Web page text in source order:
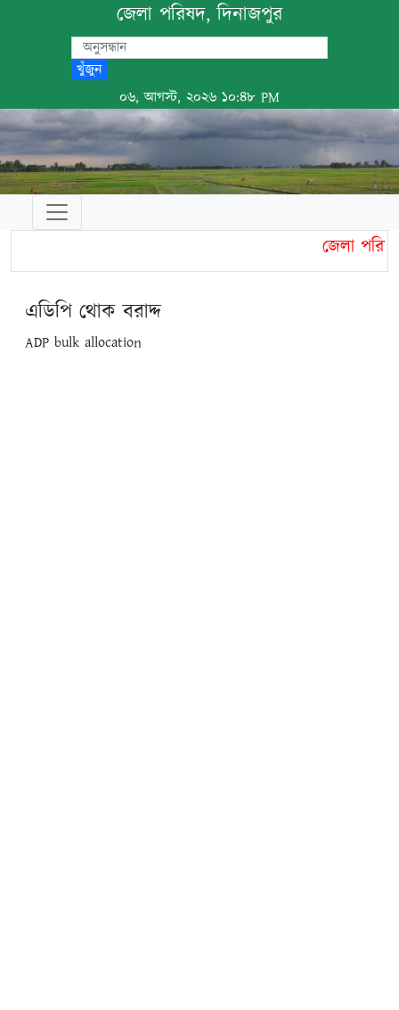
জেলা পরিষদ, দিনাজপুর
খুঁজুন
০৬, আগস্ট, ২০২৬ ১০:৪৮ PM
জেলা
এডিপি থোক বরাদ্দ
ADP bulk allocation